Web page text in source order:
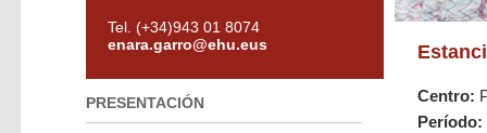
Tel. (+34)943 01 8074
enara.garro@ehu.eus
PRESENTACIÓN Centro:
Período: